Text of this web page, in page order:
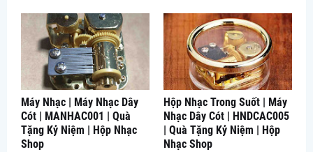
Máy Nhạc | Máy Nhạc Dây
Cót | MANHAC001 | Quà
Tặng Kỷ Niệm | Hộp Nhạc
Shop
Hộp Nhạc Trong Suốt | Máy
Nhạc Dây Cót | HNDCAC005
| Quà Tặng Kỷ Niệm | Hộp
Nhạc Shop